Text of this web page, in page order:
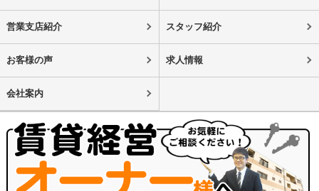
営業支店紹介 スタッフ紹介
お客様の声 求人情報
会社案内